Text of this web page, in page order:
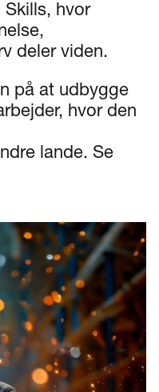
hvor
deler viden.
på at udbygge
hvor den
lande. Se